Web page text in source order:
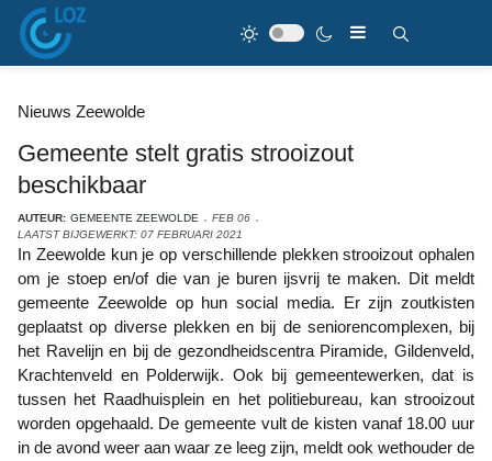
Nieuws Zeewolde
Gemeente stelt gratis strooizout
beschikbaar
AUTEUR: GEMEENTE ZEEWOLDE
FEB 06
LAATST BIJGEWERKT: 07 FEBRUARI 2021
In Zeewolde kun je op verschillende plekken strooizout ophalen
om je stoep en/of die van je buren ijsvrij te maken. Dit meldt
gemeente Zeewolde op hun social media. Er zijn zoutkisten
geplaatst op diverse plekken en bij de seniorencomplexen, bij
het Ravelijn en bij de gezondheidscentra Piramide, Gildenveld,
Krachtenveld en Polderwijk. Ook bij gemeentewerken, dat is
tussen het Raadhuisplein en het politiebureau, kan strooizout
worden opgehaald. De gemeente vult de kisten vanaf 18.00 uur
in de avond weer aan waar ze leeg zijn, meldt ook wethouder de